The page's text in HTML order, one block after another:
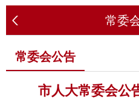
常委
常委会公告
市人大常委会公